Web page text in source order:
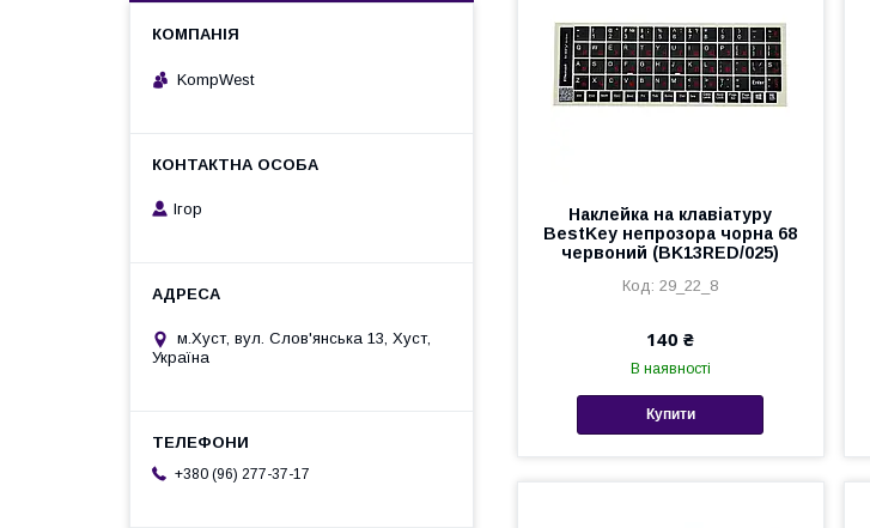
Наклейка на клавіатуру
BestKey непрозора чорна 68
червоний (BK13RED/025)
29_22_8
140 ₴
В наявності
Купити
KompWest
Ігор
м.Хуст, вул. Слов'янська 13, Хуст,
Україна
+380 (96) 277-37-17